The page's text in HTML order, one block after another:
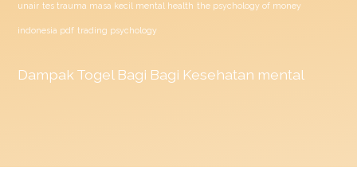
unair tes trauma masa kecil mental health the psychology of money
indonesia pdf trading psychology
Dampak Togel Bagi Bagi Kesehatan mental